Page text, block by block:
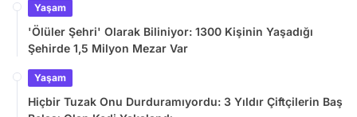
Yaşam
'Ölüler Şehri' Olarak Biliniyor: 1300 Kişinin Yaşadığı
Şehirde 1,5 Milyon Mezar Var
Yaşam
Hiçbir Tuzak Onu Durduramıyordu: 3 Yıldır Çiftçilerin Baş